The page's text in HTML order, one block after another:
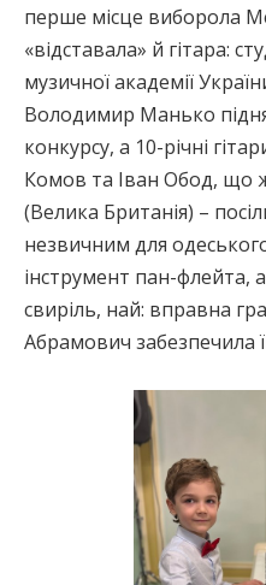
перше місце виборола
«відставала» й гітара:
музичної академії
Володимир Манько
конкурсу, а 10-річні
Комов та Іван Обод, що
(Велика Британія) –
незвичним для
інструмент пан-флейта,
свиріль, най: вправна
Абрамович забезпечила